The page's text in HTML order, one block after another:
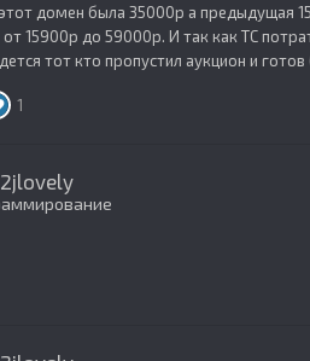
этот домен была 35000р а предыдущая
15900р до 59000р. И так как ТС
тот кто пропустил аукцион и
1